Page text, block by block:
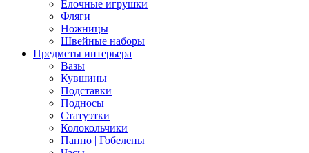
Ёлочные игрушки
Фляги
Ножницы
Швейные наборы
Предметы интерьера
Вазы
Кувшины
Подставки
Подносы
Статуэтки
Колокольчики
Панно | Гобелены